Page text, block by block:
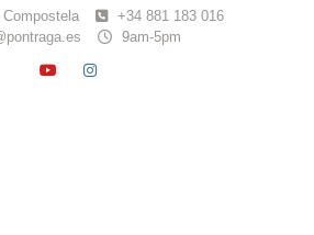
+34 881 183 016
9am-5pm
YOUTUBE
INSTAGRAM